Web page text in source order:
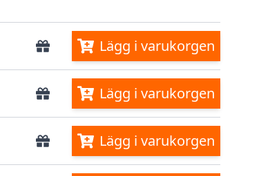
Lägg i varukorgen
Lägg i varukorgen
Lägg i varukorgen